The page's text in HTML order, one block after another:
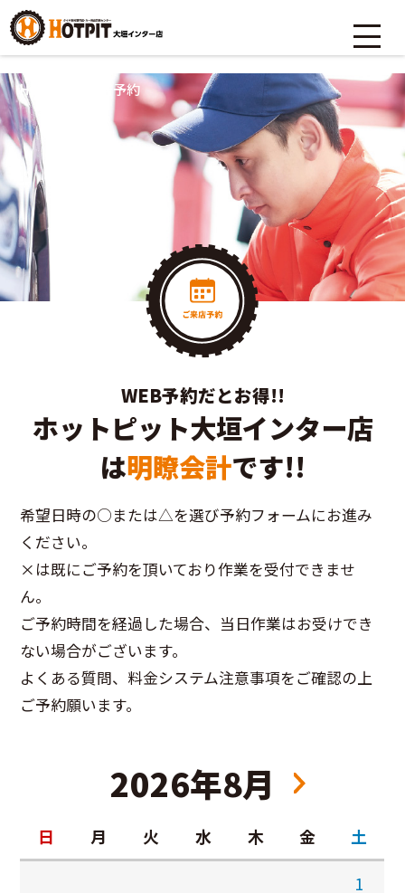
HOME ご来店予約
WEB予約だとお得!!
ホットピット大垣インター店
は明瞭会計です!!
希望日時の○または△を選び予約フォームにお進み
ください。
×は既にご予約を頂いており作業を受付できませ
ん。
ご予約時間を経過した場合、当日作業はお受けでき
ない場合がございます。
よくある質問、料金システム注意事項をご確認の上
ご予約願います。
2026年8月
日 月 火 水 木 金
土
1